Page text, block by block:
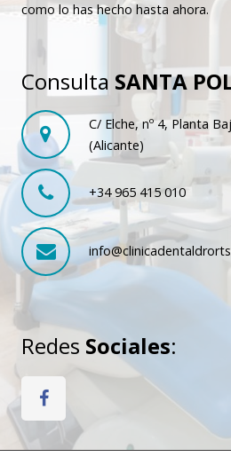
como lo has hecho hasta ahora.
Consulta SANTA
C/ Elche, nº 4, Planta
(Alicante)
+34 965 415 010
Redes Sociales: